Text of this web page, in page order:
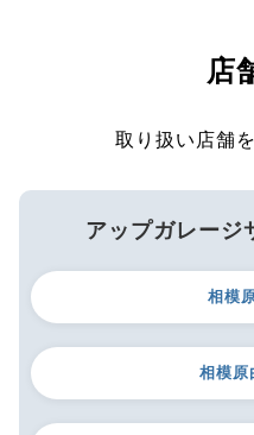
店
取り扱い店舗
アップガレージ
相模
相模原